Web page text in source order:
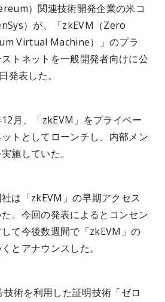
）関連技術開発企業の米コ
）が、「zkEVM（Zero
Virtual Machine）」のプラ
トネットを一般開発者向けに公
発表した。
月、「zkEVM」をプライベー
トとしてローンチし、内部メン
施していた。
は「zkEVM」の早期アクセス
。今回の発表によるとコンセン
て今後数週間で「zkEVM」の
とアナウンスした。
技術を利用した証明技術「ゼロ